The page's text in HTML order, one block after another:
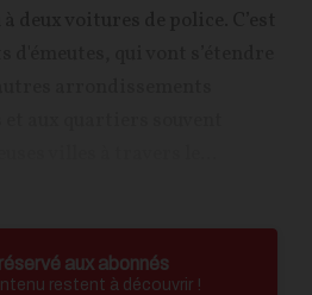
aux abonnés
restent à découvrir !